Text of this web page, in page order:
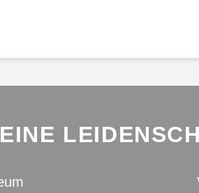
EINE